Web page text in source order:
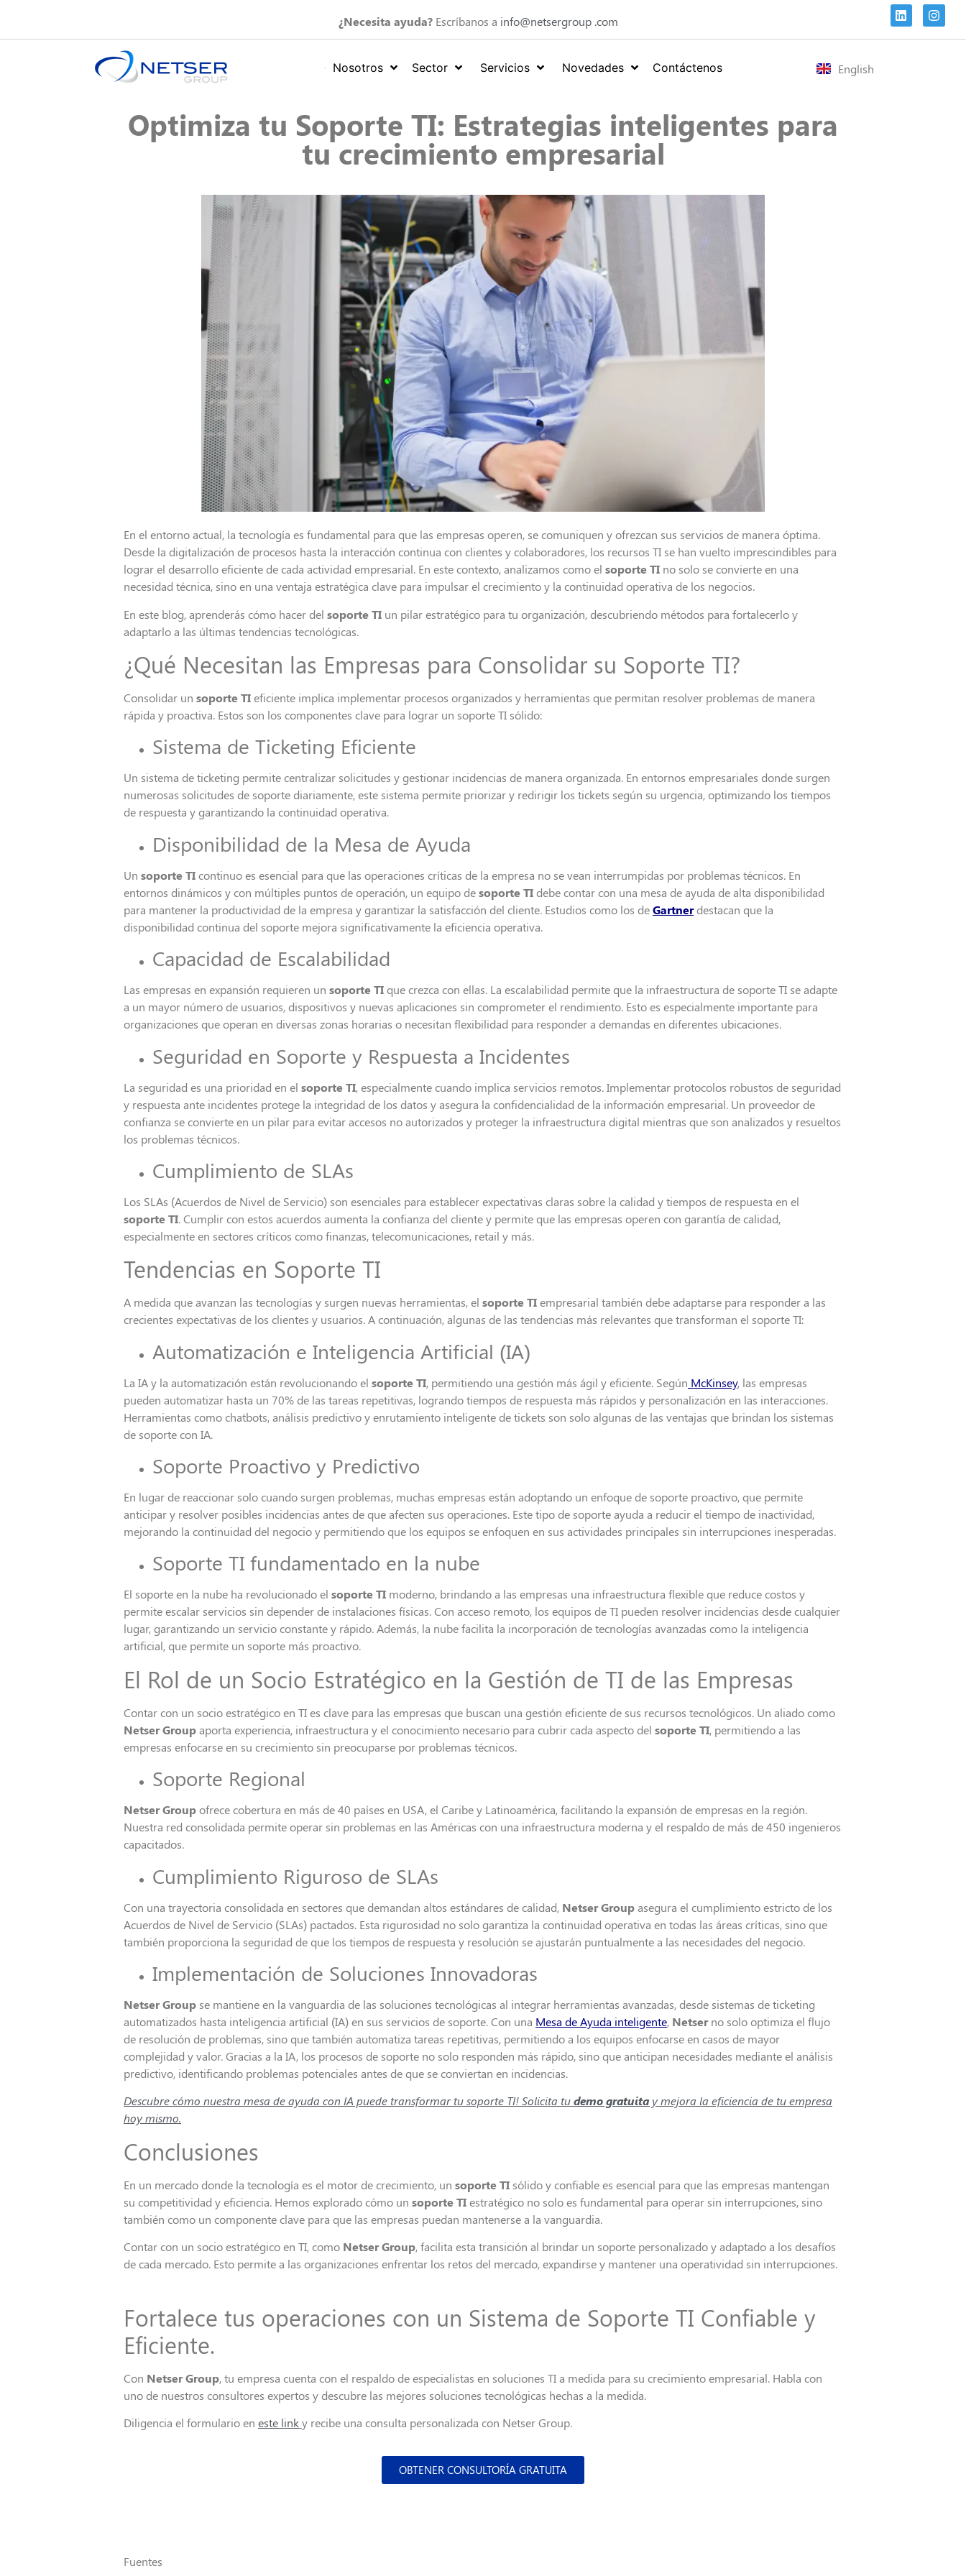
¿Necesita ayuda?Escríbanos a info@netsergroup .com
Nosotros Sector Servicios Novedades Contáctenos English
Optimiza tu Soporte TI: Estrategias inteligentes para
tu crecimiento empresarial
En el entorno actual, la tecnología es fundamental para que las empresas operen, se comuniquen y ofrezcan sus servicios de manera óptima.
Desde la digitalización de procesos hasta la interacción continua con clientes y colaboradores, los recursos TI se han vuelto imprescindibles para
lograr el desarrollo eficiente de cada actividad empresarial. En este contexto, analizamos como el soporte TI no solo se convierte en una
necesidad técnica, sino en una ventaja estratégica clave para impulsar el crecimiento y la continuidad operativa de los negocios.
En este blog, aprenderás cómo hacer del soporte TI un pilar estratégico para tu organización, descubriendo métodos para fortalecerlo y
adaptarlo a las últimas tendencias tecnológicas.
¿Qué Necesitan las Empresas para Consolidar su Soporte TI?
Consolidar un soporte TIeficiente implica implementar procesos organizados y herramientas que permitan resolver problemas de manera
rápida y proactiva. Estos son los componentes clave para lograr un soporte TI sólido:
Sistema de Ticketing Eficiente
Un sistema de ticketing permite centralizar solicitudes y gestionar incidencias de manera organizada. En entornos empresariales donde surgen
numerosas solicitudes de soporte diariamente, este sistema permite priorizar y redirigir los tickets según su urgencia, optimizando los tiempos
de respuesta y garantizando la continuidad operativa.
Disponibilidad de la Mesa de Ayuda
Un soporte TIcontinuo es esencial para que las operaciones críticas de la empresa no se vean interrumpidas por problemas técnicos. En
entornos dinámicos y con múltiples puntos de operación, un equipo desoporte TIdebe contar con una mesa de ayuda de alta disponibilidad
para mantener la productividad de la empresa y garantizar la satisfacción del cliente. Estudios como los deGartnerdestacan que la
disponibilidad continua del soporte mejora significativamente la eficiencia operativa.
Capacidad de Escalabilidad
Las empresas en expansión requieren un soporte TIque crezca con ellas. La escalabilidad permite que la infraestructura de soporte TI se adapte
a un mayor número de usuarios, dispositivos y nuevas aplicaciones sin comprometer el rendimiento. Esto es especialmente importante para
organizaciones que operan en diversas zonas horarias o necesitan flexibilidad para responder a demandas en diferentes ubicaciones.
Seguridad en Soporte y Respuesta a Incidentes
La seguridad es una prioridad en el soporte TI, especialmente cuando implica servicios remotos. Implementar protocolos robustos de seguridad
y respuesta ante incidentes protege la integridad de los datos y asegura la confidencialidad de la información empresarial. Un proveedor de
confianza se convierte en un pilar para evitar accesos no autorizados y proteger la infraestructura digital mientras que son analizados y resueltos
los problemas técnicos.
Cumplimiento de SLAs
Los SLAs (Acuerdos de Nivel de Servicio) son esenciales para establecer expectativas claras sobre la calidad y tiempos de respuesta en el
soporte TI. Cumplir con estos acuerdos aumenta la confianza del cliente y permite que las empresas operen con garantía de calidad,
especialmente en sectores críticos como finanzas, telecomunicaciones, retail y más.
Tendencias en Soporte TI
A medida que avanzan las tecnologías y surgen nuevas herramientas, el soporte TIempresarial también debe adaptarse para responder a las
crecientes expectativas de los clientes y usuarios. A continuación, algunas de las tendencias más relevantes que transforman el soporte TI:
Automatización e Inteligencia Artificial (IA)
La IA y la automatización están revolucionando el soporte TI, permitiendo una gestión más ágil y eficiente. Según McKinsey, las empresas
pueden automatizar hasta un 70% de las tareas repetitivas, logrando tiempos de respuesta más rápidos y personalización en las interacciones.
Herramientas como chatbots, análisis predictivo y enrutamiento inteligente de tickets son solo algunas de las ventajas que brindan los sistemas
de soporte con IA.
Soporte Proactivo y Predictivo
En lugar de reaccionar solo cuando surgen problemas, muchas empresas están adoptando un enfoque de soporte proactivo, que permite
anticipar y resolver posibles incidencias antes de que afecten sus operaciones. Este tipo de soporte ayuda a reducir el tiempo de inactividad,
mejorando la continuidad del negocio y permitiendo que los equipos se enfoquen en sus actividades principales sin interrupciones inesperadas.
Soporte TI fundamentado en la nube
El soporte en la nube ha revolucionado el soporte TI moderno, brindando a las empresas una infraestructura flexible que reduce costos y
permite escalar servicios sin depender de instalaciones físicas. Con acceso remoto, los equipos de TI pueden resolver incidencias desde cualquier
lugar, garantizando un servicio constante y rápido. Además, la nube facilita la incorporación de tecnologías avanzadas como la inteligencia
artificial, que permite un soporte más proactivo.
El Rol de un Socio Estratégico en la Gestión de TI de las Empresas
Contar con un socio estratégico en TI es clave para las empresas que buscan una gestión eficiente de sus recursos tecnológicos. Un aliado como
Netser Groupaporta experiencia, infraestructura y el conocimiento necesario para cubrir cada aspecto del soporte TI, permitiendo a las
empresas enfocarse en su crecimiento sin preocuparse por problemas técnicos.
Soporte Regional
Netser Groupofrece cobertura en más de 40 países en USA, el Caribe y Latinoamérica, facilitando la expansión de empresas en la región.
Nuestra red consolidada permite operar sin problemas en las Américas con una infraestructura moderna y el respaldo de más de 450 ingenieros
capacitados.
Cumplimiento Riguroso de SLAs
Con una trayectoria consolidada en sectores que demandan altos estándares de calidad, Netser Groupasegura el cumplimiento estricto de los
Acuerdos de Nivel de Servicio (SLAs) pactados. Esta rigurosidad no solo garantiza la continuidad operativa en todas las áreas críticas, sino que
también proporciona la seguridad de que los tiempos de respuesta y resolución se ajustarán puntualmente a las necesidades del negocio.
Implementación de Soluciones Innovadoras
Netser Group se mantiene en la vanguardia de las soluciones tecnológicas al integrar herramientas avanzadas, desde sistemas de ticketing
automatizados hasta inteligencia artificial (IA) en sus servicios de soporte. Con una Mesa de Ayuda inteligente, Netserno solo optimiza el flujo
de resolución de problemas, sino que también automatiza tareas repetitivas, permitiendo a los equipos enfocarse en casos de mayor
complejidad y valor. Gracias a la IA, los procesos de soporte no solo responden más rápido, sino que anticipan necesidades mediante el análisis
predictivo, identificando problemas potenciales antes de que se conviertan en incidencias.
Descubre cómo nuestra mesa de ayuda con IA puede transformar tu soporte TI! Solicita tudemo gratuita y mejora la eficiencia de tu empresa
hoy mismo.
Conclusiones
En un mercado donde la tecnología es el motor de crecimiento, un soporte TI sólido y confiable es esencial para que las empresas mantengan
su competitividad y eficiencia. Hemos explorado cómo un soporte TIestratégico no solo es fundamental para operar sin interrupciones, sino
también como un componente clave para que las empresas puedan mantenerse a la vanguardia.
Contar con un socio estratégico en TI, como Netser Group, facilita esta transición al brindar un soporte personalizado y adaptado a los desafíos
de cada mercado. Esto permite a las organizaciones enfrentar los retos del mercado, expandirse y mantener una operatividad sin interrupciones.
Fortalece tus operaciones con un Sistema de Soporte TI Confiable y
Eficiente.
Con NetserGroup,tu empresa cuenta con el respaldo de especialistas en soluciones TI a medida para su crecimientoempresarial. Habla con
uno de nuestros consultores expertos y descubre las mejores soluciones tecnológicas hechas a la medida.
Diligencia el formulario en este linky recibe una consulta personalizada con Netser Group.
OBTENER CONSULTORÍA GRATUITA
Fuentes